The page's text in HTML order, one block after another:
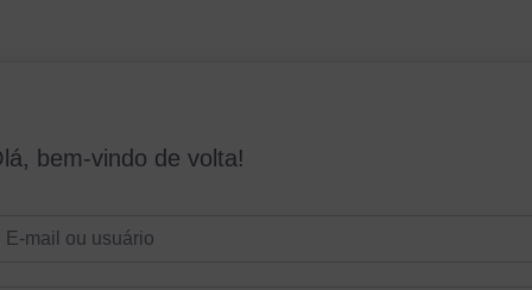
bem-vindo de volta!